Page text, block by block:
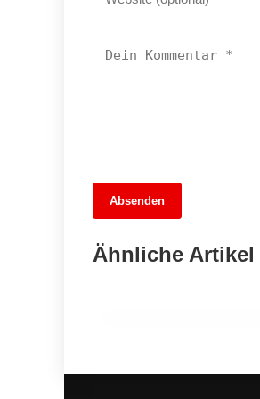
Absenden
Ähnliche Artikel
MuseumsMeileMitte:
kulturelles Herz